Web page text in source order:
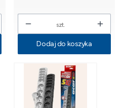
szt.
Dodaj do koszyka